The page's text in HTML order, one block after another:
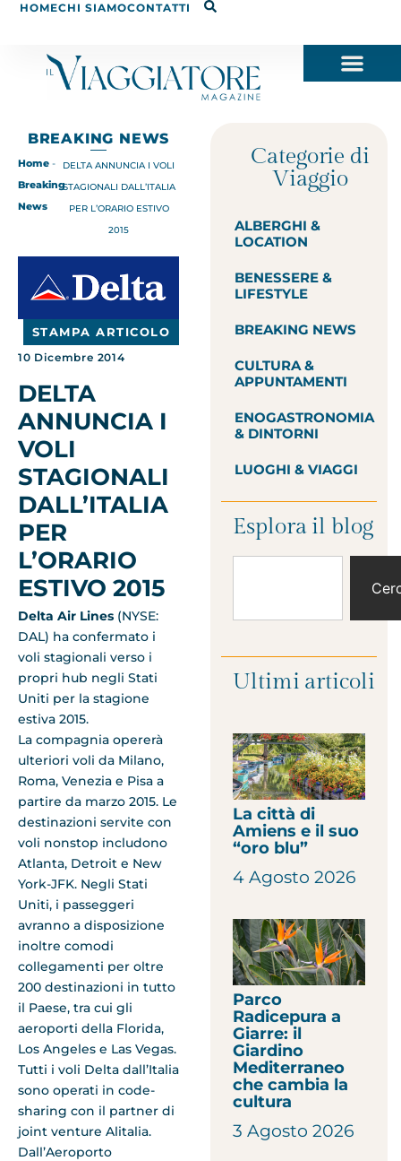
HOMECHI SIAMOCONTATTI
BREAKING NEWS
Home -
Breaking
News
DELTA ANNUNCIA I VOLI
STAGIONALI DALL’ITALIA
PER L’ORARIO ESTIVO
2015
STAMPA ARTICOLO
10 Dicembre 2014
DELTA
ANNUNCIA I
VOLI
STAGIONALI
DALL’ITALIA
PER
L’ORARIO
ESTIVO 2015
Delta Air Lines (NYSE:
DAL) ha confermato i
voli stagionali verso i
propri hub negli Stati
Uniti per la stagione
estiva 2015.
La compagnia opererà
ulteriori voli da Milano,
Roma, Venezia e Pisa a
partire da marzo 2015. Le
destinazioni servite con
voli nonstop includono
Atlanta, Detroit e New
York-JFK. Negli Stati
Uniti, i passeggeri
avranno a disposizione
inoltre comodi
collegamenti per oltre
200 destinazioni in tutto
il Paese, tra cui gli
aeroporti della Florida,
Los Angeles e Las Vegas.
Tutti i voli Delta dall’Italia
sono operati in code-
sharing con il partner di
joint venture Alitalia.
Dall’Aeroporto
Categorie di
Viaggio
ALBERGHI &
LOCATION
BENESSERE &
LIFESTYLE
BREAKING NEWS
CULTURA &
APPUNTAMENTI
ENOGASTRONOMIA
& DINTORNI
LUOGHI & VIAGGI
Esplora il blog
Ultimi articoli
La città di
Amiens e il suo
“oro blu”
4 Agosto 2026
Parco
Radicepura a
Giarre: il
Giardino
Mediterraneo
che cambia la
cultura
3 Agosto 2026